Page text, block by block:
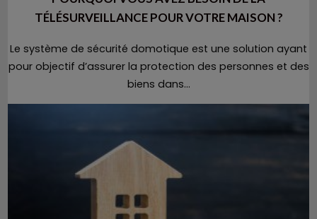
TÉLÉSURVEILLANCE POUR VOTRE MAISON ?
Le système de sécurité domotique est une solution ayant
pour objectif d’assurer la protection des personnes et des
biens dans...